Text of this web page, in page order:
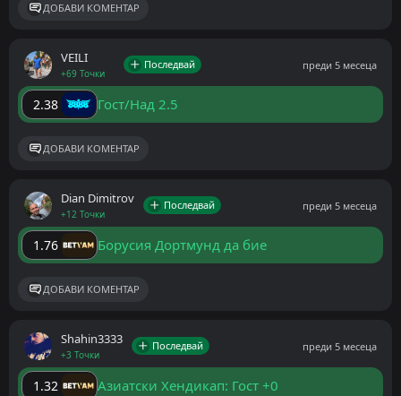
ДОБАВИ КОМЕНТАР
VEILI
+69 Точки
Последвай преди 5 месеца
2.38 Гост/Над 2.5
ДОБАВИ КОМЕНТАР
Dian Dimitrov
+12 Точки
Последвай преди 5 месеца
1.76 Борусия Дортмунд да бие
ДОБАВИ КОМЕНТАР
Shahin3333
+3 Точки
Последвай преди 5 месеца
1.32 Азиатски Хендикап: Гост +0